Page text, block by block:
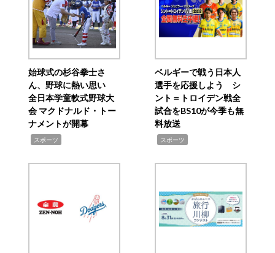
始球式の杉谷拳士さ
ん、野球に熱い思い
全日本学童軟式野球大
会 マクドナルド・トー
ナメントが開幕
スポーツ
ベルギーで戦う日本人
選手を応援しよう シ
ント＝トロイデン戦全
試合をBS10が今季も無
料放送
スポーツ